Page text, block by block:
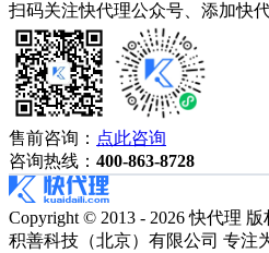
扫码关注快代理公众号、添加快
售前咨询： 点此咨询
咨询热线： 400-863-8728
Copyright © 2013 - 2026 快代理
积善科技（北京）有限公司 专注